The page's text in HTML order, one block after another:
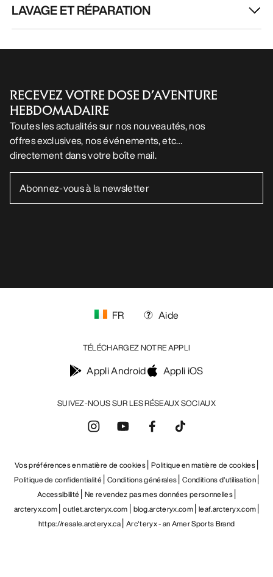
LAVAGE ET RÉPARATION
RECEVEZ VOTRE DOSE D’AVENTURE
HEBDOMADAIRE
Toutes les actualités sur nos nouveautés, nos
offres exclusives, nos événements, etc…
directement dans votre boîte mail.
SUIVEZ-NOUS SUR LES RÉSEAUX SOCIAUX
FR Aide
TÉLÉCHARGEZ NOTRE APPLI
Appli Android Appli iOS
Vos préférences en matière de cookies Politique en matière de cookies
Politique de confidentialité Conditions générales Conditions d’utilisation
Accessibilité Ne revendez pas mes données personnelles
arcteryx.com outlet.arcteryx.com blog.arcteryx.com leaf.arcteryx.com
https://resale.arcteryx.ca Arc'teryx - an Amer Sports Brand